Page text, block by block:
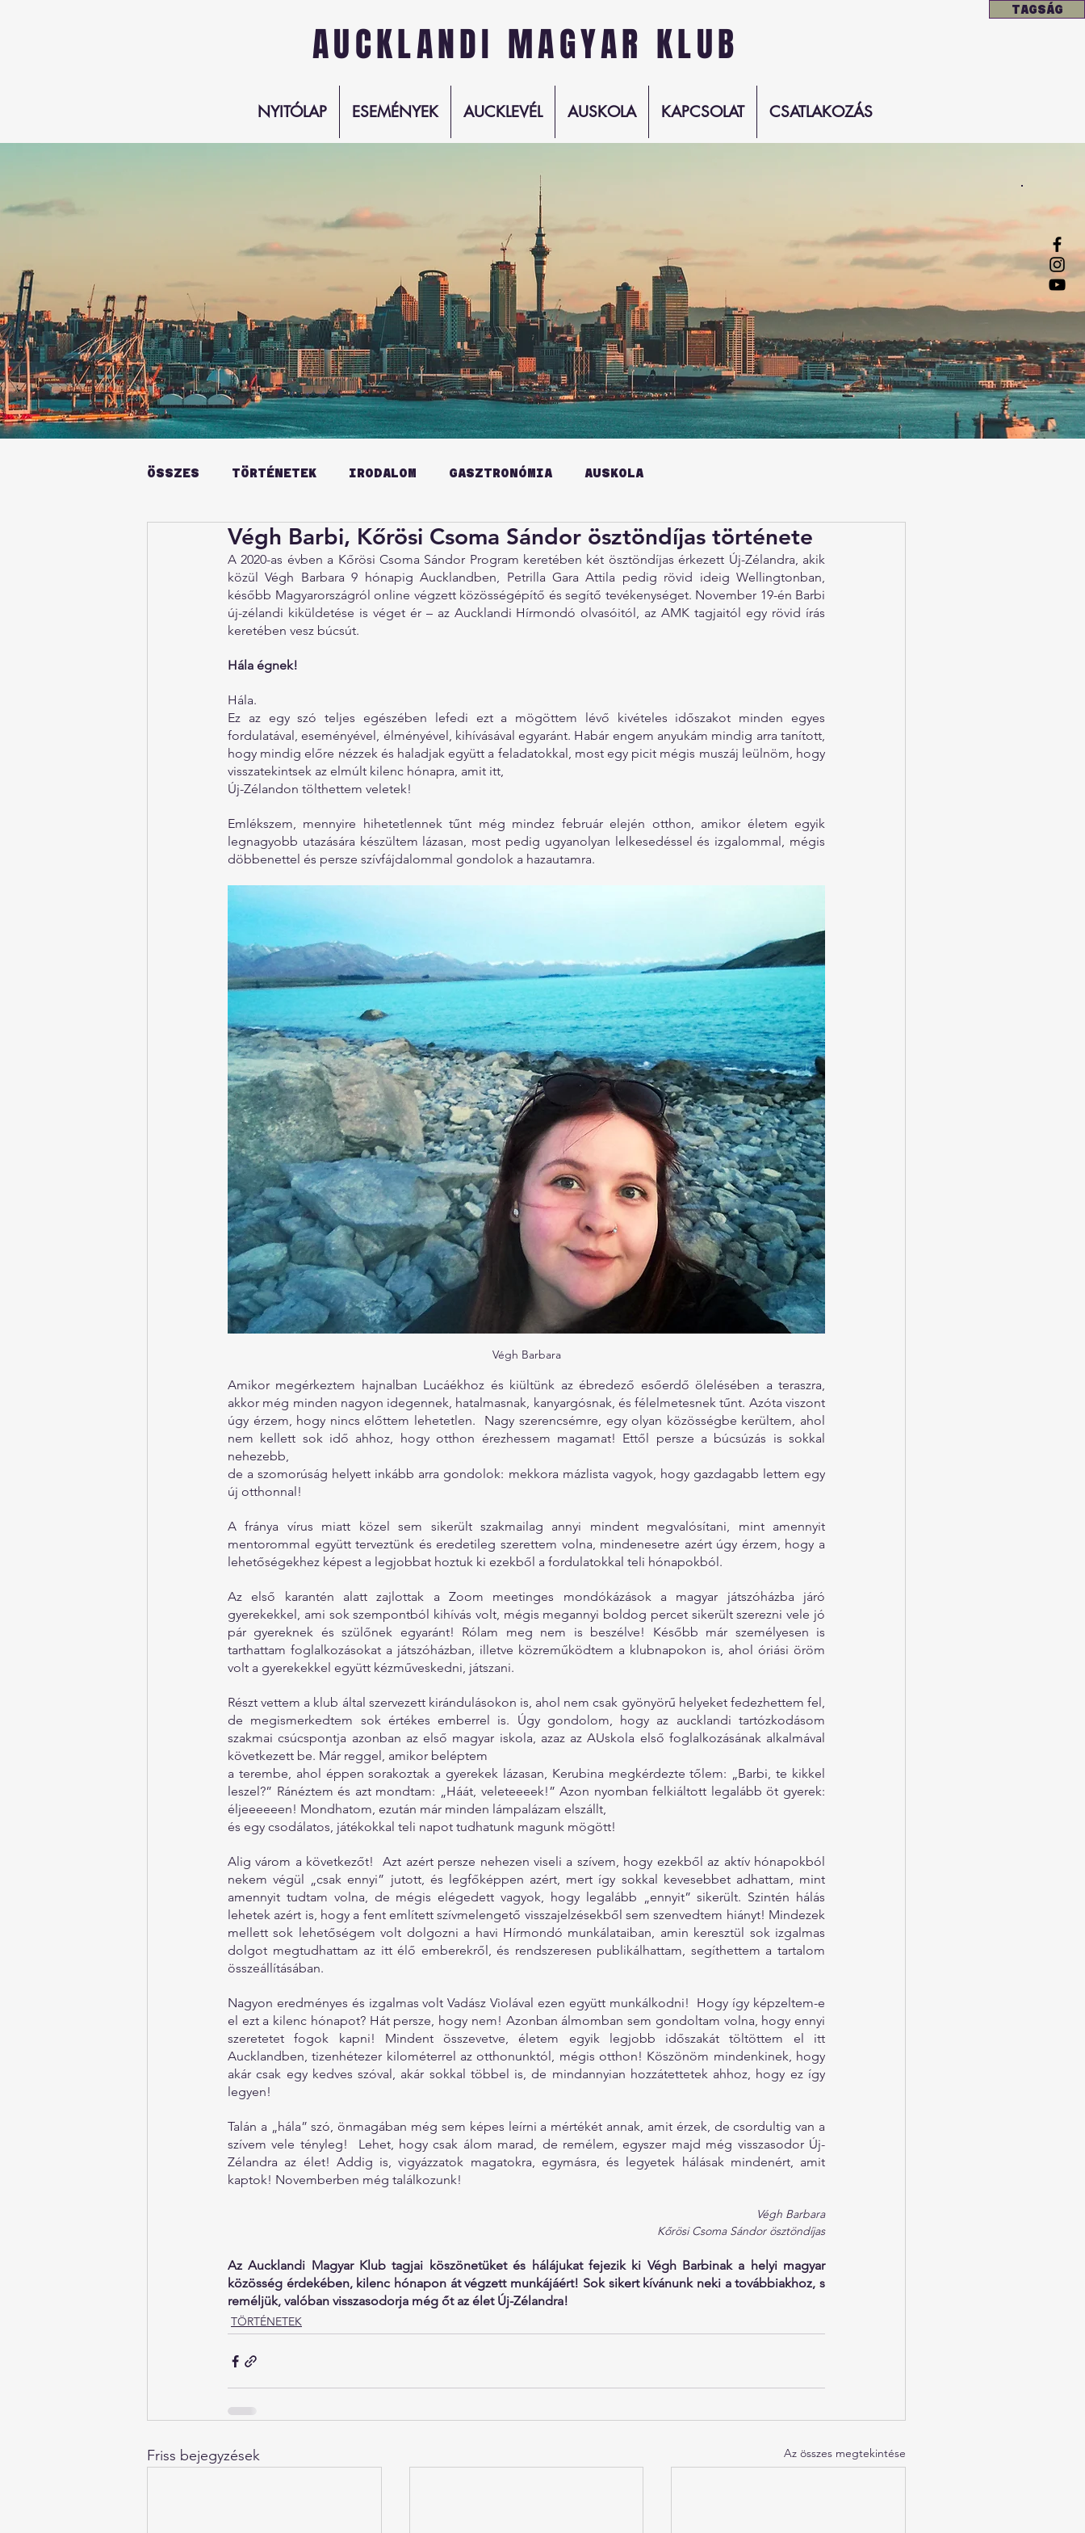
TAGSÁG
AUCKLANDI MAGYAR KLUB
NYITÓLAP ESEMÉNYEK AUCKLEVÉL AUSKOLA KAPCSOLAT CSATLAKOZÁS
ÖSSZES TÖRTÉNETEK IRODALOM GASZTRONÓMIA AUSKOLA
Végh Barbi, Kőrösi Csoma Sándor ösztöndíjas története
A 2020-as évben a Kőrösi Csoma Sándor Program keretében két ösztöndíjas érkezett Új-Zélandra, akik
közül Végh Barbara 9 hónapig Aucklandben, Petrilla Gara Attila pedig rövid ideig Wellingtonban,
később Magyarországról online végzett közösségépítő és segítő tevékenységet. November 19-én Barbi
új-zélandi kiküldetése is véget ér – az Aucklandi Hírmondó olvasóitól, az AMK tagjaitól egy rövid írás
keretében vesz búcsút.
Hála égnek!
Hála.
Ez az egy szó teljes egészében lefedi ezt a mögöttem lévő kivételes időszakot minden egyes
fordulatával, eseményével, élményével, kihívásával egyaránt. Habár engem anyukám mindig arra tanított,
hogy mindig előre nézzek és haladjak együtt a feladatokkal, most egy picit mégis muszáj leülnöm, hogy
visszatekintsek az elmúlt kilenc hónapra, amit itt,
Új-Zélandon tölthettem veletek!
Emlékszem, mennyire hihetetlennek tűnt még mindez február elején otthon, amikor életem egyik
legnagyobb utazására készültem lázasan, most pedig ugyanolyan lelkesedéssel és izgalommal, mégis
döbbenettel és persze szívfájdalommal gondolok a hazautamra.
Végh Barbara
Amikor megérkeztem hajnalban Lucáékhoz és kiültünk az ébredező esőerdő ölelésében a teraszra,
akkor még minden nagyon idegennek, hatalmasnak, kanyargósnak, és félelmetesnek tűnt. Azóta viszont
úgy érzem, hogy nincs előttem lehetetlen.  Nagy szerencsémre, egy olyan közösségbe kerültem, ahol
nem kellett sok idő ahhoz, hogy otthon érezhessem magamat! Ettől persze a búcsúzás is sokkal
nehezebb,
de a szomorúság helyett inkább arra gondolok: mekkora mázlista vagyok, hogy gazdagabb lettem egy
új otthonnal!
A fránya vírus miatt közel sem sikerült szakmailag annyi mindent megvalósítani, mint amennyit
mentorommal együtt terveztünk és eredetileg szerettem volna, mindenesetre azért úgy érzem, hogy a
lehetőségekhez képest a legjobbat hoztuk ki ezekből a fordulatokkal teli hónapokból.
Az első karantén alatt zajlottak a Zoom meetinges mondókázások a magyar játszóházba járó
gyerekekkel, ami sok szempontból kihívás volt, mégis megannyi boldog percet sikerült szerezni vele jó
pár gyereknek és szülőnek egyaránt! Rólam meg nem is beszélve! Később már személyesen is
tarthattam foglalkozásokat a játszóházban, illetve közreműködtem a klubnapokon is, ahol óriási öröm
volt a gyerekekkel együtt kézműveskedni, játszani.
Részt vettem a klub által szervezett kirándulásokon is, ahol nem csak gyönyörű helyeket fedezhettem fel,
de megismerkedtem sok értékes emberrel is. Úgy gondolom, hogy az aucklandi tartózkodásom
szakmai csúcspontja azonban az első magyar iskola, azaz az AUskola első foglalkozásának alkalmával
következett be. Már reggel, amikor beléptem
a terembe, ahol éppen sorakoztak a gyerekek lázasan, Kerubina megkérdezte tőlem: „Barbi, te kikkel
leszel?” Ránéztem és azt mondtam: „Háát, veleteeeek!” Azon nyomban felkiáltott legalább öt gyerek:
éljeeeeeen! Mondhatom, ezután már minden lámpalázam elszállt,
és egy csodálatos, játékokkal teli napot tudhatunk magunk mögött!
Alig várom a következőt!  Azt azért persze nehezen viseli a szívem, hogy ezekből az aktív hónapokból
nekem végül „csak ennyi” jutott, és legfőképpen azért, mert így sokkal kevesebbet adhattam, mint
amennyit tudtam volna, de mégis elégedett vagyok, hogy legalább „ennyit” sikerült. Szintén hálás
lehetek azért is, hogy a fent említett szívmelengető visszajelzésekből sem szenvedtem hiányt! Mindezek
mellett sok lehetőségem volt dolgozni a havi Hírmondó munkálataiban, amin keresztül sok izgalmas
dolgot megtudhattam az itt élő emberekről, és rendszeresen publikálhattam, segíthettem a tartalom
összeállításában.
Nagyon eredményes és izgalmas volt Vadász Violával ezen együtt munkálkodni!  Hogy így képzeltem-e
el ezt a kilenc hónapot? Hát persze, hogy nem! Azonban álmomban sem gondoltam volna, hogy ennyi
szeretetet fogok kapni! Mindent összevetve, életem egyik legjobb időszakát töltöttem el itt
Aucklandben, tizenhétezer kilométerrel az otthonunktól, mégis otthon! Köszönöm mindenkinek, hogy
akár csak egy kedves szóval, akár sokkal többel is, de mindannyian hozzátettetek ahhoz, hogy ez így
legyen!
Talán a „hála” szó, önmagában még sem képes leírni a mértékét annak, amit érzek, de csordultig van a
szívem vele tényleg!  Lehet, hogy csak álom marad, de remélem, egyszer majd még visszasodor Új-
Zélandra az élet! Addig is, vigyázzatok magatokra, egymásra, és legyetek hálásak mindenért, amit
kaptok! Novemberben még találkozunk!
Végh Barbara
Kőrösi Csoma Sándor ösztöndíjas
Az Aucklandi Magyar Klub tagjai köszönetüket és hálájukat fejezik ki Végh Barbinak a helyi magyar
közösség érdekében, kilenc hónapon át végzett munkájáért! Sok sikert kívánunk neki a továbbiakhoz, s
reméljük, valóban visszasodorja még őt az élet Új-Zélandra!
TÖRTÉNETEK
Friss bejegyzések Az összes megtekintése